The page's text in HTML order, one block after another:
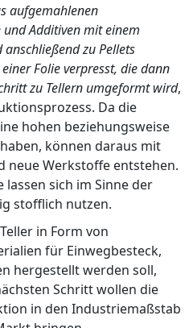
aufgemahlenen
Additiven mit einem
zu Pellets
Folie verpresst, die dann
zu Tellern umgeformt wird,
Da die
hohen beziehungsweise
können daraus mit
neue Werkstoffe entstehen.
sich im Sinne der
stofflich nutzen.
in Form von
für Einwegbesteck,
hergestellt werden soll,
Schritt wollen die
in den Industriemaßstab